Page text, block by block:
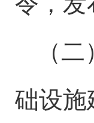
（
础设施